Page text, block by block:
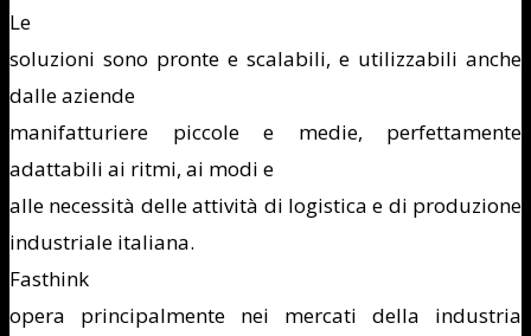
Le
soluzioni sono pronte e scalabili, e utilizzabili anche
dalle aziende
manifatturiere piccole e medie, perfettamente
adattabili ai ritmi, ai modi e
alle necessità delle attività di logistica e di produzione
industriale italiana.
Fasthink
opera principalmente nei mercati della industria